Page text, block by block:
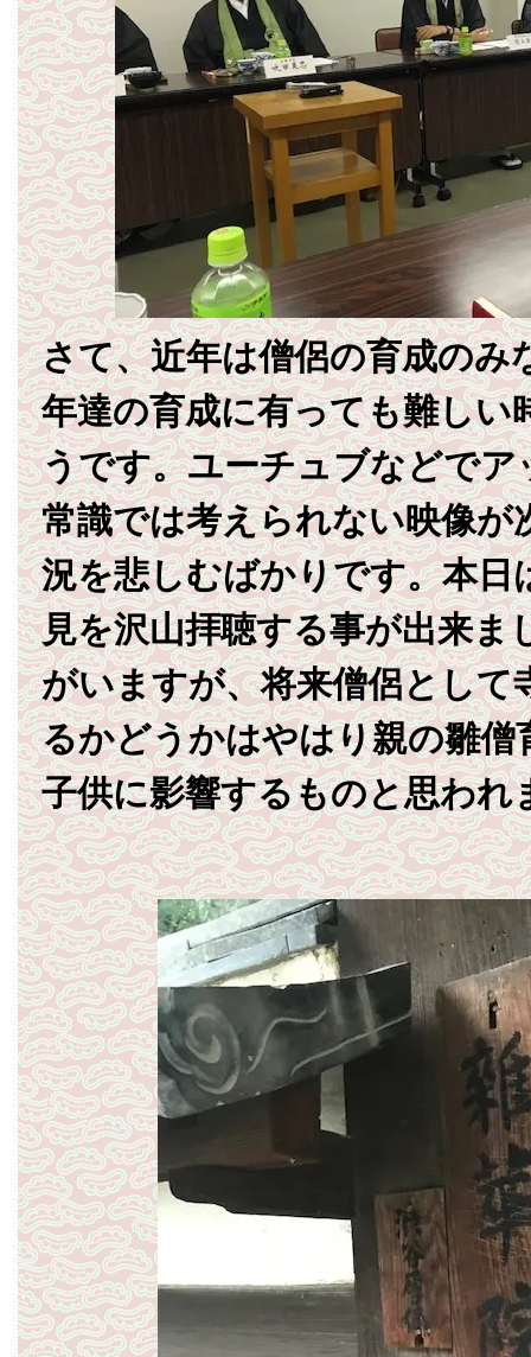
さて、近年は僧侶の育成のみ
年達の育成に有っても難しい
うです。ユーチュブなどでア
常識では考えられない映像が
況を悲しむばかりです。本日
見を沢山拝聴する事が出来ま
がいますが、将来僧侶として
るかどうかはやはり親の雛僧
子供に影響するものと思われ